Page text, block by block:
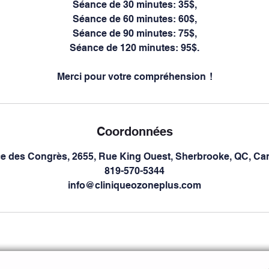
Séance de 30 minutes: 35$,
Séance de 60 minutes: 60$,
Séance de 90 minutes: 75$,
Séance de 120 minutes: 95$.
Merci pour votre compréhension !
Coordonnées
des Congrès, 2655, Rue King Ouest, Sherbrooke, QC,
819-570-5344
info@cliniqueozoneplus.com